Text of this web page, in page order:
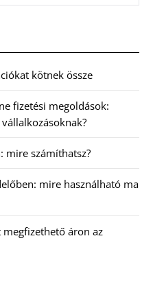
kötnek össze
fizetési megoldások:
mire számíthatsz?
mire használható ma
áron az